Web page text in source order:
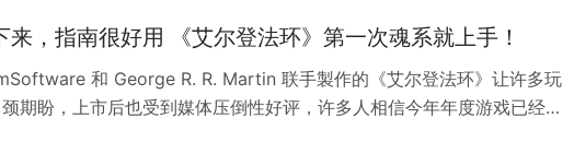
来，指南很好用 《艾尔登法环》第一次魂系就上手！
和 George R. R. Martin 联手製作的《艾尔登法环》让许多玩
期盼，上市后也受到媒体压倒性好评，许多人相信今年年度游戏已经在